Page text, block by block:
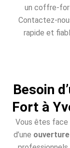
un coffre-
Contactez-
rapide et
Besoin
Fort à
Vous êtes
d’une